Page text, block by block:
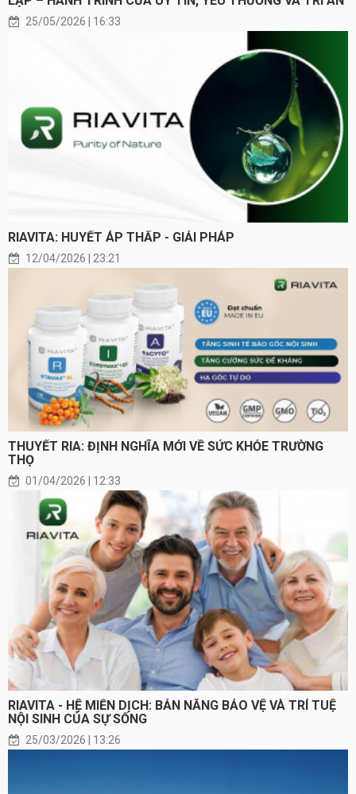
25/05/2026 | 16:33
RIAVITA: HUYẾT ÁP THẤP - GIẢI PHÁP
12/04/2026 | 23:21
THUYẾT RIA: ĐỊNH NGHĨA MỚI VỀ SỨC KHỎE TRƯỜNG
THỌ
01/04/2026 | 12:33
RIAVITA - HỆ MIỄN DỊCH: BẢN NĂNG BẢO VỆ VÀ TRÍ TUỆ
NỘI SINH CỦA SỰ SỐNG
25/03/2026 | 13:26